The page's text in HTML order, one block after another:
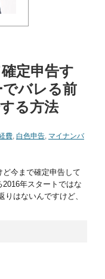
定申告す
バレる前
る方法
費, 白色申告, マイナンバ
今まで確定申告して
年スタートではな
はないんですけど、